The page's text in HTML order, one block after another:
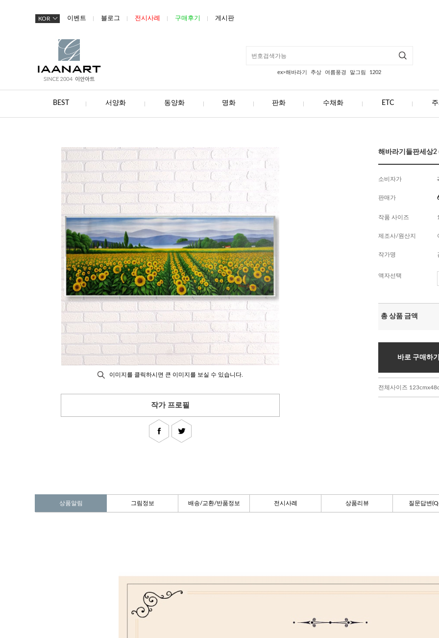
KOR 이벤트 블로그 전시사례 구매후기 게시판
ex>해바라기 추상 여름풍경 말그림 1202
BEST 서양화 동양화 명화 판화 수채화 ETC
이미지를 클릭하시면 큰 이미지를 보실 수 있습니다.
작가 프로필
해바라기들판세상
소비자가
판매가
작품 사이즈
제조사/원산지
작가명
액자선택
총 상품 금액
바로 구매하
전체사이즈
상품알림 그림정보 배송/교환/반품정보 전시사례 상품리뷰 질문답변